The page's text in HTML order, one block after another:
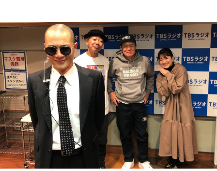
トピックス
TBS Podcast
お知らせ
イベント・グッズ
YouTube
会社情報